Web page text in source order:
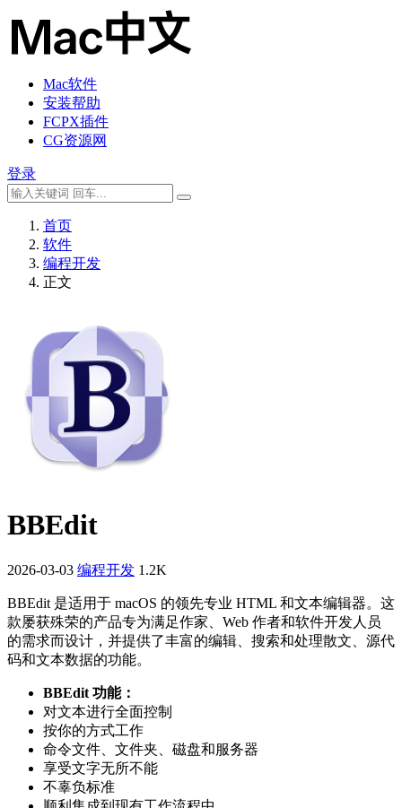
Mac软件
安装帮助
FCPX插件
CG资源网
登录
首页
软件
编程开发
正文
BBEdit
2026-03-03 编程开发 1.2K
BBEdit 是适用于 macOS 的领先专业 HTML 和文本编辑器。这
款屡获殊荣的产品专为满足作家、Web 作者和软件开发人员
的需求而设计，并提供了丰富的编辑、搜索和处理散文、源代
码和文本数据的功能。
BBEdit 功能：
对文本进行全面控制
按你的方式工作
命令文件、文件夹、磁盘和服务器
享受文字无所不能
不辜负标准